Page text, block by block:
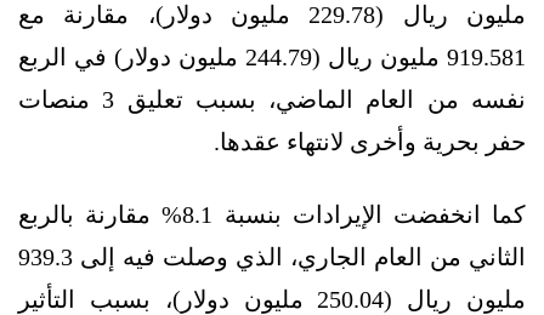
مليون ريال (229.78 مليون دولار)، مقارنة مع
919.581 مليون ريال (244.79 مليون دولار) في الربع
نفسه من العام الماضي، بسبب تعليق 3 منصات
حفر بحرية وأخرى لانتهاء عقدها.
كما انخفضت الإيرادات بنسبة 8.1% مقارنة بالربع
الثاني من العام الجاري، الذي وصلت فيه إلى 939.3
مليون ريال (250.04 مليون دولار)، بسبب التأثير